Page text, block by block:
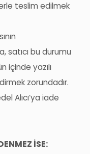
teslim edilmek
satıcı bu durumu
içinde yazılı
zorundadır.
Alıcı’ya iade
İSE: